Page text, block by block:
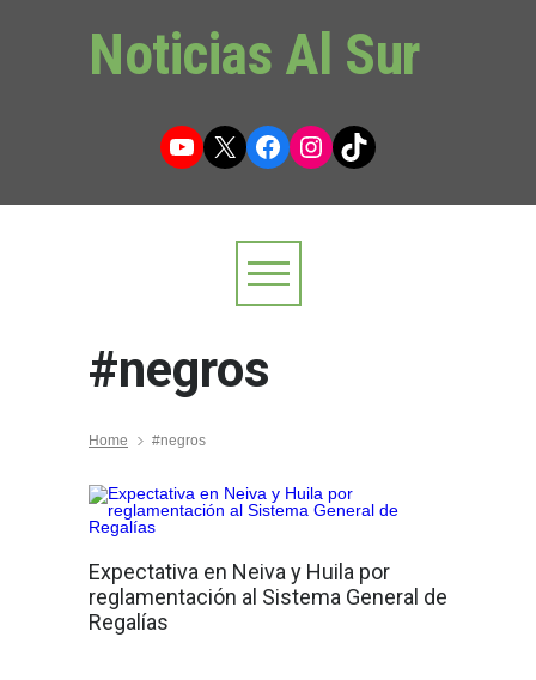
Noticias Al Sur
YouTube
X Facebook
Instagram
TikTok
#negros
Home #negros
Expectativa en Neiva y Huila por
reglamentación al Sistema General de
Regalías